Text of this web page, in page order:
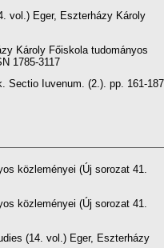
vol.) Eger, Eszterházy Károly
Károly Főiskola tudományos
1785-3117
Sectio Iuvenum. (2.). pp. 161-
közleményei (Új sorozat 41.
közleményei (Új sorozat 41.
(14. vol.) Eger, Eszterházy